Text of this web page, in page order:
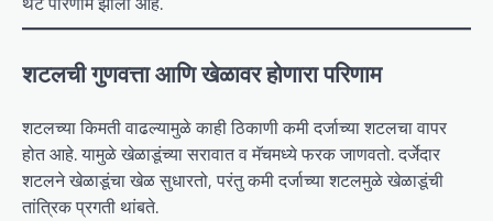
शटलची गुणवत्ता आणि खेळावर होणारा परिणाम
शटलच्या किमती वाढल्यामुळे काही ठिकाणी कमी दर्जाच्या शटलचा वापर
होत आहे. यामुळे खेळाडूंच्या सरावात व मॅचमध्ये फरक जाणवतो. दर्जेदार
शटलने खेळाडूंचा खेळ सुधारतो, परंतु कमी दर्जाच्या शटलमुळे खेळाडूंची
तांत्रिक प्रगती थांबते.